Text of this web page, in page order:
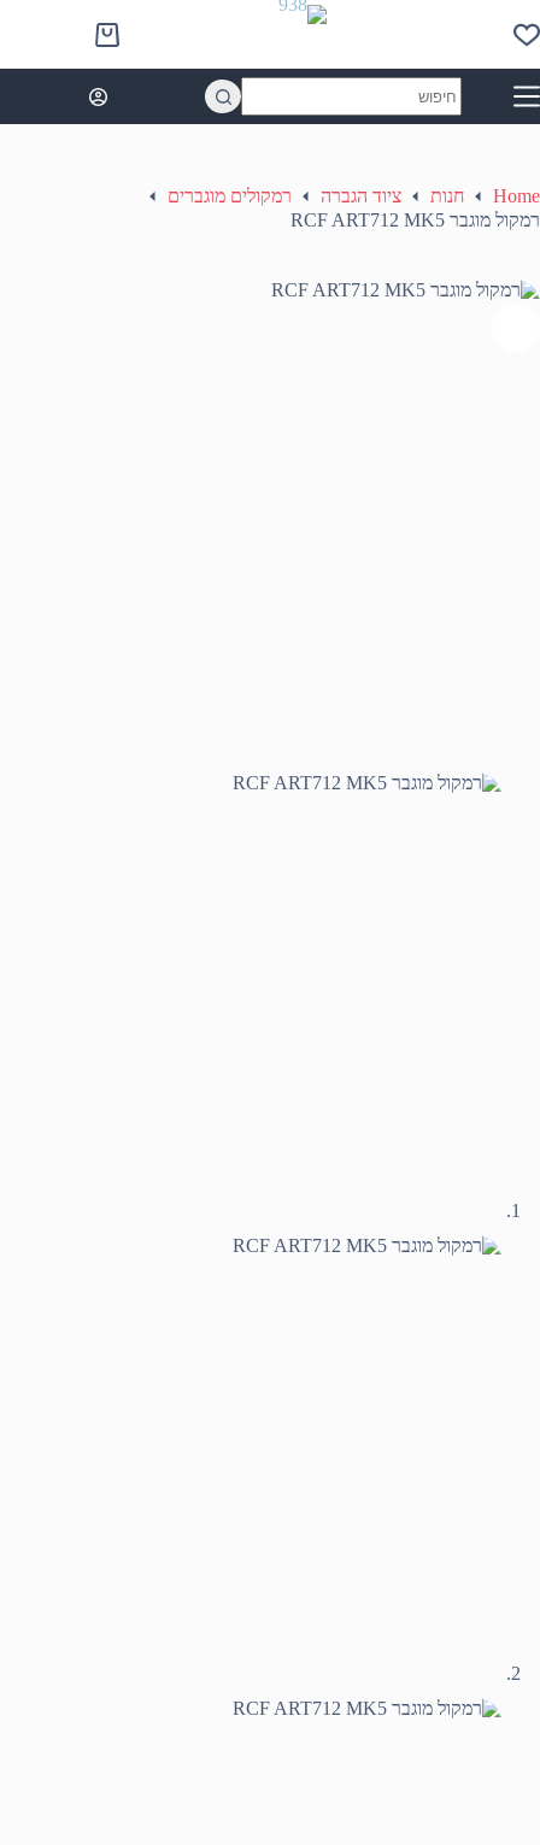
to
content
Shopping
cart
results
Home חנות ציוד הגברה
רמקולים מוגברים
רמקול מוגבר RCF ART712 MK5